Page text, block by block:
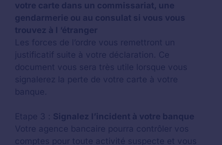
votre carte dans un commissariat, une
gendarmerie ou au consulat si vous vous
trouvez à l ‘étranger
Les forces de l’ordre vous remettront un
justificatif suite à votre déclaration. Ce
document vous sera très utile lorsque vous
signalerez la perte de votre carte à votre
banque.
Etape 3 : Signalez l’incident à votre banque
Votre agence bancaire pourra contrôler vos
comptes pour toute activité suspecte et vous